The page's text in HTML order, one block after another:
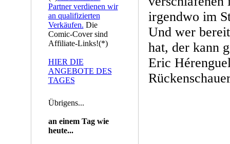
Partner verdienen wir
an qualifizierten
Verkäufen. Die
Comic-Cover sind
Affiliate-Links!(*)
HIER DIE
ANGEBOTE DES
TAGES
Übrigens...
an einem Tag wie
heute...
irgendwo im
Und wer
hat, der kann
Eric